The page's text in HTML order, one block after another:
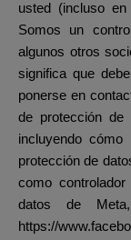
usted (incluso
Somos un
algunos otros
significa que
ponerse en
de protección de
incluyendo
protección de
como
datos de
https://